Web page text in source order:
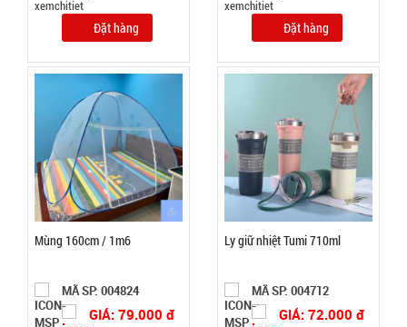
52.000 đ
TRẠNG:
CÒN HÀNG
Bảo
hành:
Test
Đặt
Đặt hàng Đặt hàng
Mùng 160cm / 1m6
MÃ SP: 004824
GIÁ: 79.000 đ
Ly giữ nhiệt Tumi 710ml
MÃ SP: 004712
GIÁ: 72.000 đ